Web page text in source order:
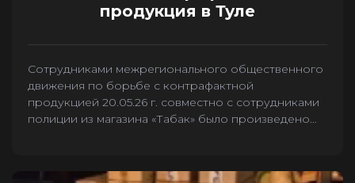
продукция в Туле
Сотрудниками межрегионального общественного
движения по борьбе с контрафактной
продукцией 20.05.26 г. совместно с сотрудниками
полиции из магазина «Табак» было произведено